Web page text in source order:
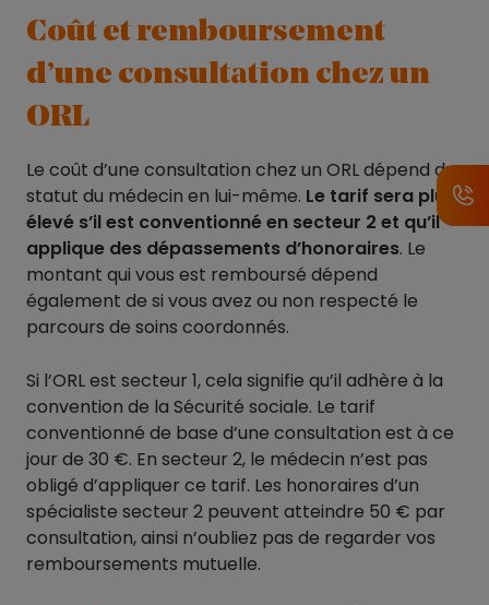
Coût et remboursement
d’une consultation chez un
ORL
Le coût d’une consultation chez un ORL dépend du
statut du médecin en lui-même. Le tarif sera plus
élevé s’il est conventionné en secteur 2 et qu’il
applique des dépassements d’honoraires. Le
montant qui vous est remboursé dépend
également de si vous avez ou non respecté le
parcours de soins coordonnés.
Si l’ORL est secteur 1, cela signifie qu’il adhère à la
convention de la Sécurité sociale. Le tarif
conventionné de base d’une consultation est à ce
jour de 30 €. En secteur 2, le médecin n’est pas
obligé d’appliquer ce tarif. Les honoraires d’un
spécialiste secteur 2 peuvent atteindre 50 € par
consultation, ainsi n’oubliez pas de regarder vos
remboursements mutuelle.